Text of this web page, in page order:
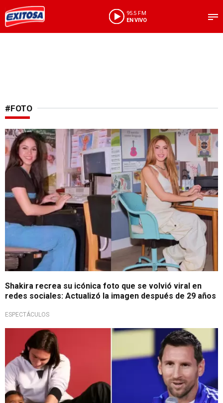
95.5 FM
EN VIVO
#FOTO
¡Sigue sorprendiendo!
Shakira recrea su icónica foto que se volvió viral en
redes sociales: Actualizó la imagen después de 29 años
ESPECTÁCULOS
Generaciones unidas